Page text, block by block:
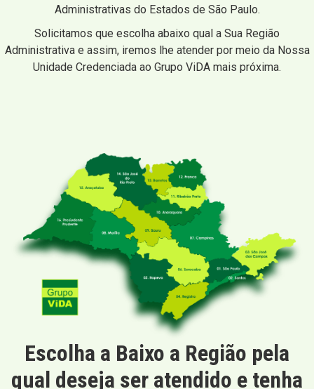
Administrativas do Estados de São Paulo.
Solicitamos que escolha abaixo qual a Sua Região
Administrativa e assim, iremos lhe atender por meio da Nossa
Unidade Credenciada ao Grupo ViDA mais próxima.
Escolha a Baixo a Região pela
qual deseja ser atendido e tenha